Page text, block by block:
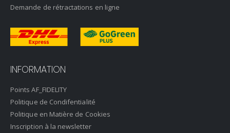
Demande de rétractations en ligne
INFORMATION
Points AF_FIDELITY
Politique de Condifentialité
Politique en Matière de Cookies
Inscription à la newsletter